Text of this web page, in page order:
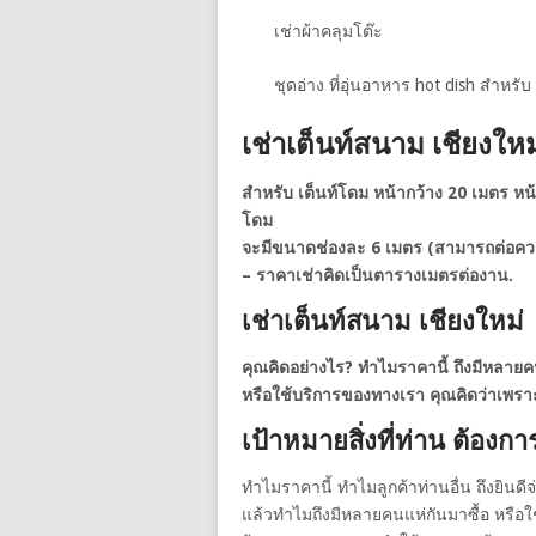
เช่าผ้าคลุมโต๊ะ
ชุดอ่าง ที่อุ่นอาหาร hot dish สำหรับ
เช่าเต็นท์สนาม เชียงให
สำหรับ เต็นท์โดม หน้ากว้าง 20 เมตร ห
โดม
จะมีขนาดช่องละ 6 เมตร (สามารถต่อค
– ราคาเช่าคิดเป็นตารางเมตรต่องาน.
เช่าเต็นท์สนาม เชียงใหม่
คุณคิดอย่างไร? ทำไมราคานี้ ถึงมีหลาย
หรือใช้บริการของทางเรา คุณคิดว่าเพรา
เป้าหมายสิ่งที่ท่าน ต้องกา
ทำไมราคานี้ ทำไมลูกค้าท่านอื่น ถึงยินดี
แล้วทำไมถึงมีหลายคนแห่กันมาซื้อ หรือ